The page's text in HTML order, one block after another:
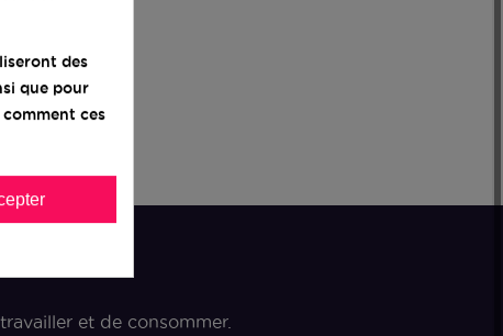
et de consommer.
des
que pour
ces